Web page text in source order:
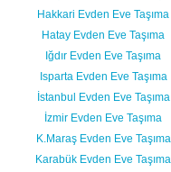
Hakkari Evden Eve Taşıma
Hatay Evden Eve Taşıma
Iğdır Evden Eve Taşıma
Isparta Evden Eve Taşıma
İstanbul Evden Eve Taşıma
İzmir Evden Eve Taşıma
K.Maraş Evden Eve Taşıma
Karabük Evden Eve Taşıma